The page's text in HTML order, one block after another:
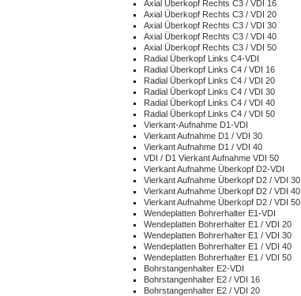
Axial Überkopf Rechts C3 / VDI 16
Axial Überkopf Rechts C3 / VDI 20
Axial Überkopf Rechts C3 / VDI 30
Axial Überkopf Rechts C3 / VDI 40
Axial Überkopf Rechts C3 / VDI 50
Radial Überkopf Links C4-VDI
Radial Überkopf Links C4 / VDI 16
Radial Überkopf Links C4 / VDI 20
Radial Überkopf Links C4 / VDI 30
Radial Überkopf Links C4 / VDI 40
Radial Überkopf Links C4 / VDI 50
Vierkant-Aufnahme D1-VDI
Vierkant Aufnahme D1 / VDI 30
Vierkant Aufnahme D1 / VDI 40
VDI / D1 Vierkant Aufnahme VDI 50
Vierkant Aufnahme Überkopf D2-VDI
Vierkant Aufnahme Überkopf D2 / VDI 30
Vierkant Aufnahme Überkopf D2 / VDI 40
Vierkant Aufnahme Überkopf D2 / VDI 50
Wendeplatten Bohrerhalter E1-VDI
Wendeplatten Bohrerhalter E1 / VDI 20
Wendeplatten Bohrerhalter E1 / VDI 30
Wendeplatten Bohrerhalter E1 / VDI 40
Wendeplatten Bohrerhalter E1 / VDI 50
Bohrstangenhalter E2-VDI
Bohrstangenhalter E2 / VDI 16
Bohrstangenhalter E2 / VDI 20